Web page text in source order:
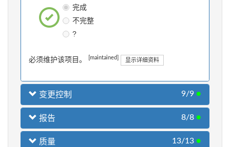
完成
不完整
?
必须维护该项目。 [maintained] 显示详细资料
变更控制 9/9 ●
报告 8/8 ●
质量 13/13 ●